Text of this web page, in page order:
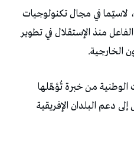
لاسيّما في مجال تكنولوجيات
منذ الإستقلال في تطوير
الخارجية.
الوطنية من خبرة تُؤهّلها
دعم البلدان الإفريقية